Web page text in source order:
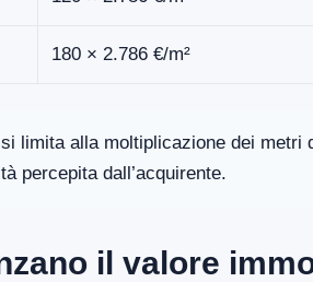
180 × 2.786 €/m²
limita alla moltiplicazione dei
percepita dall’acquirente.
il valore